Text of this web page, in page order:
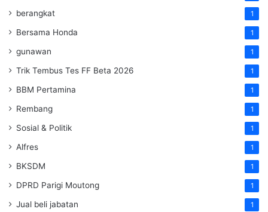
berangkat 1
Bersama Honda 1
gunawan 1
Trik Tembus Tes FF Beta 2026 1
BBM Pertamina 1
Rembang 1
Sosial & Politik 1
Alfres 1
BKSDM 1
DPRD Parigi Moutong 1
Jual beli jabatan 1